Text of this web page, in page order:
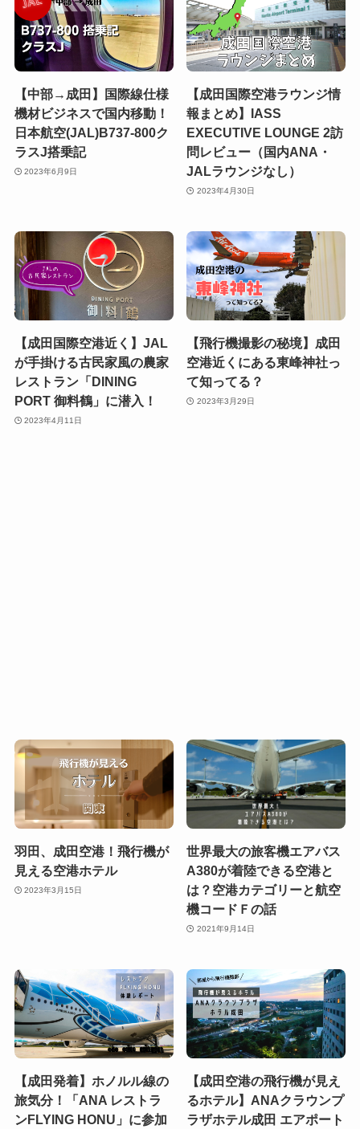
【中部→成田】国際線仕様
機材ビジネスで国内移動！
日本航空(JAL)B737-800ク
ラスJ搭乗記
2023年6月9日
【成田国際空港ラウンジ情
報まとめ】IASS
EXECUTIVE LOUNGE 2訪
問レビュー（国内ANA・
JALラウンジなし）
2023年4月30日
【成田国際空港近く】JAL
が手掛ける古民家風の農家
レストラン「DINING
PORT 御料鶴」に潜入！
2023年4月11日
【飛行機撮影の秘境】成田
空港近くにある東峰神社っ
て知ってる？
2023年3月29日
羽田、成田空港！飛行機が
見える空港ホテル
2023年3月15日
世界最大の旅客機エアバス
A380が着陸できる空港と
は？空港カテゴリーと航空
機コードＦの話
2021年9月14日
【成田発着】ホノルル線の
旅気分！「ANA レストラ
ンFLYING HONU」に参加
【成田空港の飛行機が見え
るホテル】ANAクラウンプ
ラザホテル成田 エアポート